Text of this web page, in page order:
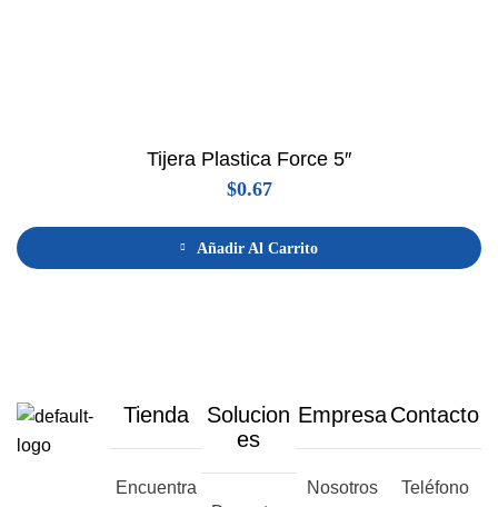
Tijera Plastica Force 5″
$0.67
Añadir Al Carrito
Tienda
Encuentra
Solucion
es
Empresa
Nosotros
Contacto
Teléfono